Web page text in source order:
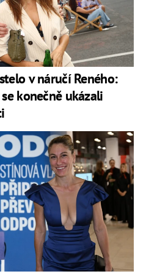
v náručí Reného:
konečně ukázali